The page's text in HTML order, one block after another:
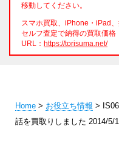
移動してください。
スマホ買取、iPhone・iPad
セルフ査定で納得の買取価格
URL： https://torisuma.net/
Home > お役立ち情報 >
話を買取りしました 2014/5/